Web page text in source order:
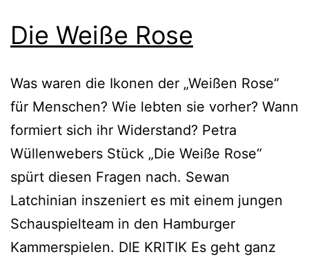
Die Weiße Rose
Was waren die Ikonen der „Weißen Rose“
für Menschen? Wie lebten sie vorher? Wann
formiert sich ihr Widerstand? Petra
Wüllenwebers Stück „Die Weiße Rose“
spürt diesen Fragen nach. Sewan
Latchinian inszeniert es mit einem jungen
Schauspielteam in den Hamburger
Kammerspielen. DIE KRITIK Es geht ganz